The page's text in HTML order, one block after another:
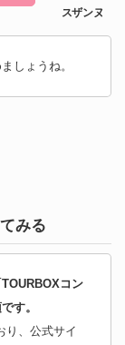
しょうね。
みる
コン
す。
り、公式サイ